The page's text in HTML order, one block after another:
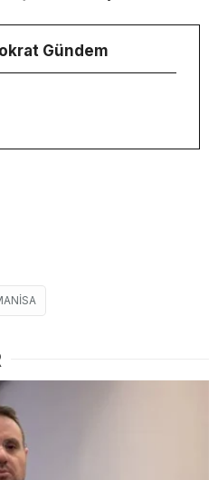
Gündem